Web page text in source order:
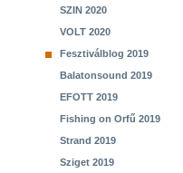
SZIN 2020
VOLT 2020
Fesztiválblog 2019
Balatonsound 2019
EFOTT 2019
Fishing on Orfű 2019
Strand 2019
Sziget 2019